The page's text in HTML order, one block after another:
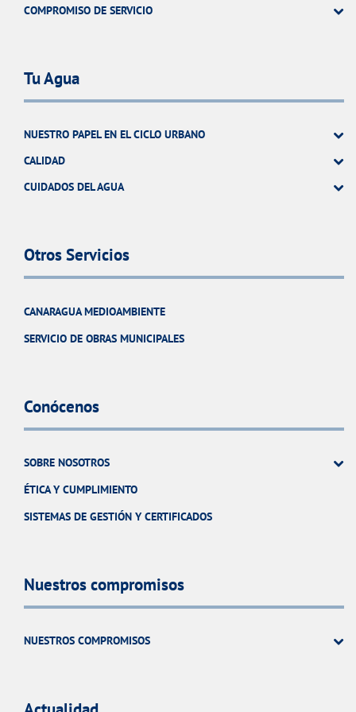
COMPROMISO DE SERVICIO
Tu Agua
NUESTRO PAPEL EN EL CICLO URBANO
CALIDAD
CUIDADOS DEL AGUA
Otros Servicios
CANARAGUA MEDIOAMBIENTE
SERVICIO DE OBRAS MUNICIPALES
Conócenos
SOBRE NOSOTROS
ÉTICA Y CUMPLIMIENTO
SISTEMAS DE GESTIÓN Y CERTIFICADOS
Nuestros compromisos
NUESTROS COMPROMISOS